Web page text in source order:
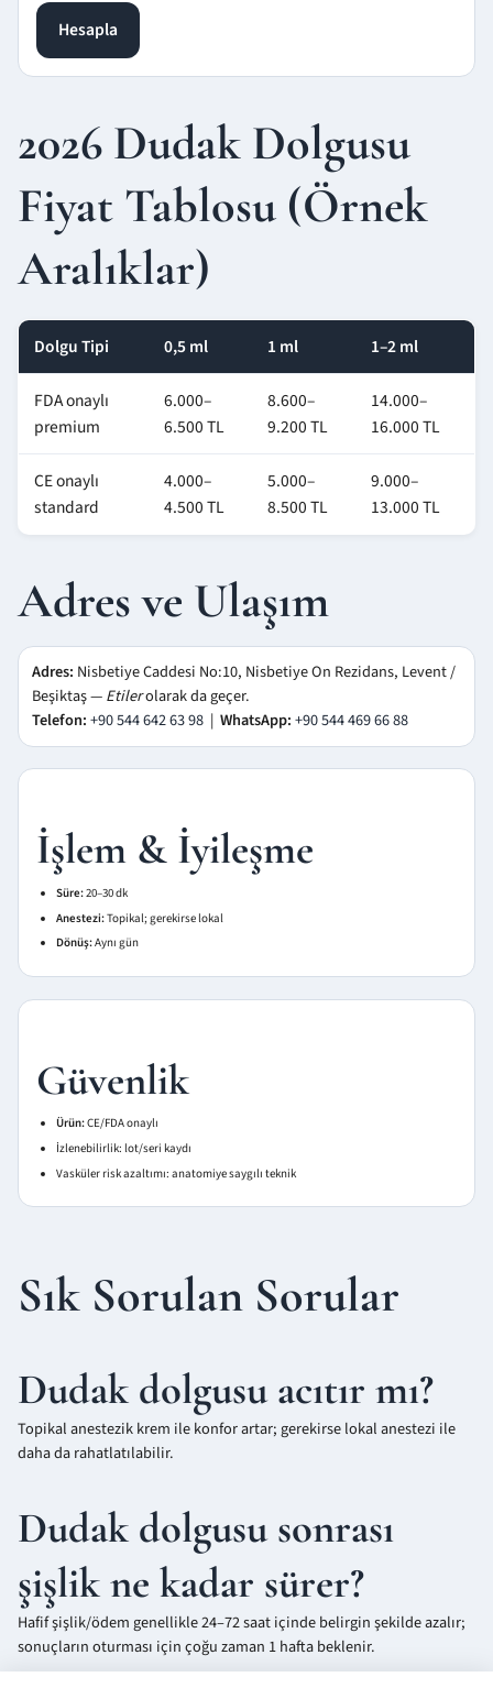
Hesapla
2026 Dudak Dolgusu
Fiyat Tablosu (Örnek
Aralıklar)
Dolgu Tipi 0,5 ml 1 ml 1–2 ml
FDA onaylı
premium
6.000–
6.500 TL
8.600–
9.200 TL
14.000–
16.000 TL
CE onaylı
standard
4.000–
4.500 TL
5.000–
8.500 TL
9.000–
13.000 TL
Adres ve Ulaşım
Adres: Nisbetiye Caddesi No:10, Nisbetiye On Rezidans, Levent /
Beşiktaş —Etilerolarak da geçer.
Telefon:+90 544 642 63 98 | WhatsApp:+90 544 469 66 88
İşlem & İyileşme
Süre:20–30 dk
Anestezi:Topikal; gerekirse lokal
Dönüş:Aynı gün
Güvenlik
Ürün:CE/FDA onaylı
İzlenebilirlik: lot/seri kaydı
Vasküler risk azaltımı: anatomiye saygılı teknik
Sık Sorulan Sorular
Dudak dolgusu acıtır mı?
Topikal anestezik krem ile konfor artar; gerekirse lokal anestezi ile
daha da rahatlatılabilir.
Dudak dolgusu sonrası
şişlik ne kadar sürer?
Hafif şişlik/ödem genellikle 24–72 saat içinde belirgin şekilde azalır;
sonuçların oturması için çoğu zaman 1 hafta beklenir.